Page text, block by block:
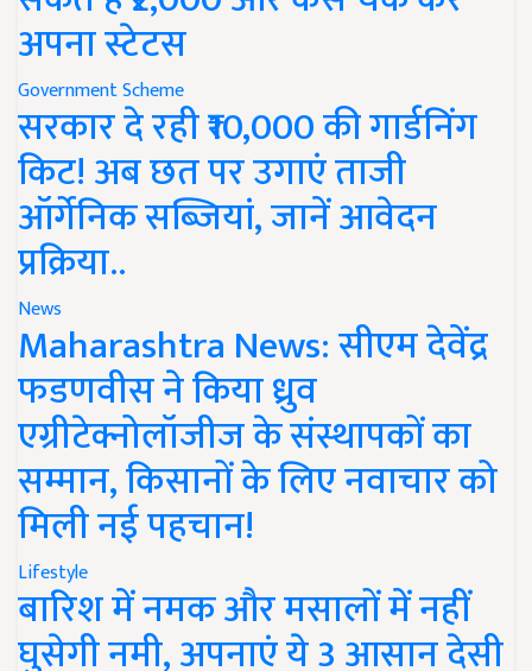
अपना स्टेटस
Government Scheme
सरकार दे रही ₹10,000 की गार्डनिंग
किट! अब छत पर उगाएं ताजी
ऑर्गेनिक सब्जियां, जानें आवेदन
प्रक्रिया..
News
Maharashtra News: सीएम देवेंद्र
फडणवीस ने किया ध्रुव
एग्रीटेक्नोलॉजीज के संस्थापकों का
सम्मान, किसानों के लिए नवाचार को
मिली नई पहचान!
Lifestyle
बारिश में नमक और मसालों में नहीं
घुसेगी नमी, अपनाएं ये 3 आसान देसी